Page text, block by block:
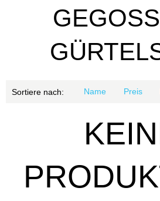
Sortiere nach: Name Preis